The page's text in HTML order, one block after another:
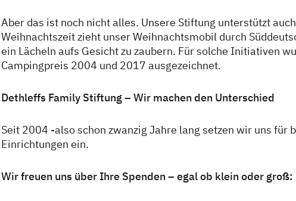
Aber das ist noch nicht alles. Unsere Stiftung unterstützt
Weihnachtszeit zieht unser Weihnachtsmobil durch
ein Lächeln aufs Gesicht zu zaubern. Für solche Initiativen
Campingpreis 2004 und 2017 ausgezeichnet.
Dethleffs Family Stiftung – Wir machen den Unterschied
Seit 2004 -also schon zwanzig Jahre lang setzen wir uns für
Einrichtungen ein.
Wir freuen uns über Ihre Spenden – egal ob klein oder groß: